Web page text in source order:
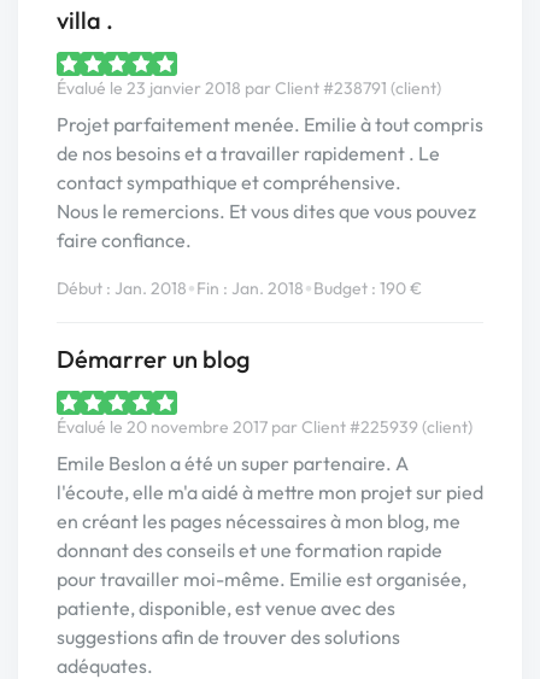
villa .
Évalué le 23 janvier 2018 par Client #238791 (client)
Projet parfaitement menée. Emilie à tout compris
de nos besoins et a travailler rapidement . Le
contact sympathique et compréhensive.
Nous le remercions. Et vous dites que vous pouvez
faire confiance.
Début : Jan. 2018•Fin : Jan. 2018•Budget : 190 €
Démarrer un blog
Évalué le 20 novembre 2017 par Client #225939 (client)
Emile Beslon a été un super partenaire. A
l'écoute, elle m'a aidé à mettre mon projet sur pied
en créant les pages nécessaires à mon blog, me
donnant des conseils et une formation rapide
pour travailler moi-même. Emilie est organisée,
patiente, disponible, est venue avec des
suggestions afin de trouver des solutions
adéquates.